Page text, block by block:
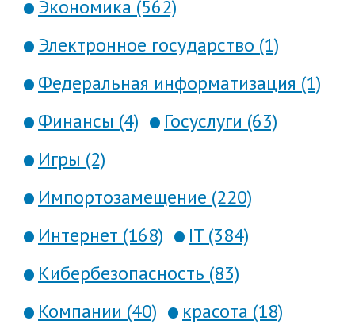
Экономика (562)
Электронное государство (1)
Федеральная информатизация (1)
Финансы (4)
Госуслуги (63)
Игры (2)
Импортозамещение (220)
Интернет (168)
IT (384)
Кибербезопасность (83)
Компании (40)
красота (18)